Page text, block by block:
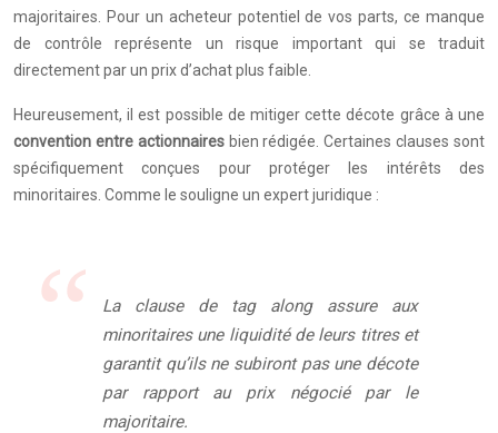
majoritaires. Pour un acheteur potentiel de vos parts, ce manque
de contrôle représente un risque important qui se traduit
directement par un prix d’achat plus faible.
Heureusement, il est possible de mitiger cette décote grâce à une
convention entre actionnairesbien rédigée. Certaines clauses sont
spécifiquement conçues pour protéger les intérêts des
minoritaires. Comme le souligne un expert juridique :
La clause de tag along assure aux
minoritaires une liquidité de leurs titres et
garantit qu’ils ne subiront pas une décote
par rapport au prix négocié par le
majoritaire.